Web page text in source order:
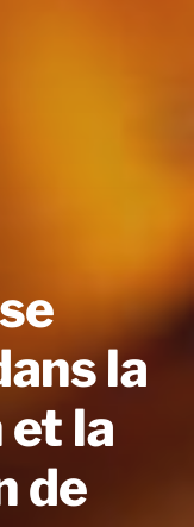
la
la
de